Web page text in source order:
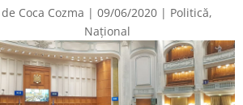
de Coca Cozma | 09/06/2020 | Politică,
Național